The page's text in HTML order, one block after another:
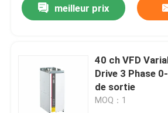
meilleur prix
40 ch VFD
Drive 3 Phase
de sortie
MOQ：1